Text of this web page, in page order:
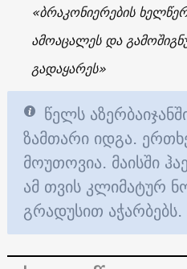
«ბრაკონიერების
ამოაცალეს და
გადაყარეს»
წელს
ზამთარი იდგა.
მოუთოვია. მაისში
ამ თვის კლიმატურ
გრადუსით აჭარბებს.